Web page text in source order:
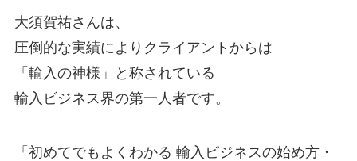
大須賀祐さんは、
圧倒的な実績によりクライアントからは
「輸入の神様」と称されている
輸入ビジネス界の第一人者です。
「初めてでもよくわかる 輸入ビジネスの始め方・